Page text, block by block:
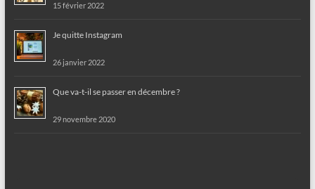
15 février 2022
Je quitte Instagram
26 janvier 2022
Que va-t-il se passer en décembre ?
29 novembre 2020